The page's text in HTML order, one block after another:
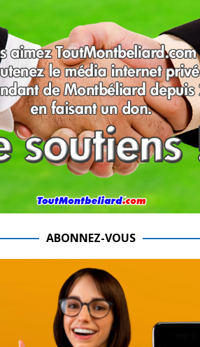
ABONNEZ-VOUS